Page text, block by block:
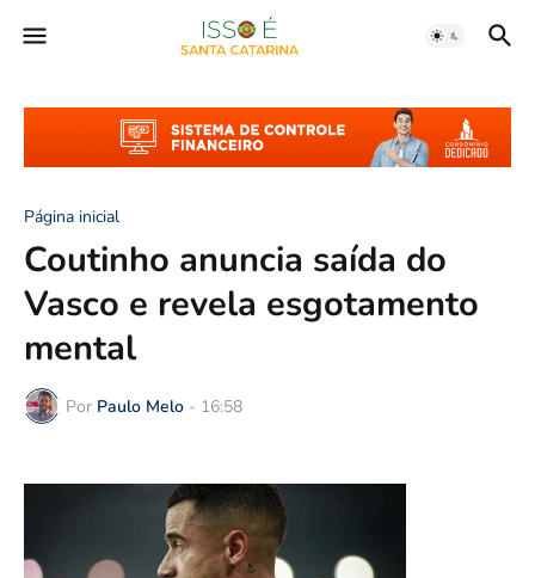
Página inicial
Coutinho anuncia saída do
Vasco e revela esgotamento
mental
Por Paulo Melo - 16:58